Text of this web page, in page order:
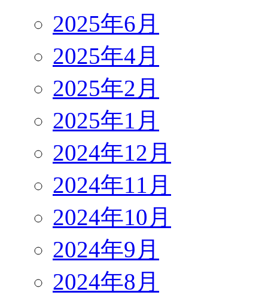
2025年6月
2025年4月
2025年2月
2025年1月
2024年12月
2024年11月
2024年10月
2024年9月
2024年8月